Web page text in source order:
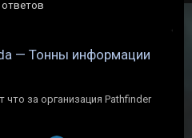
ответов
— Тонны информации
за организация Pathfinder